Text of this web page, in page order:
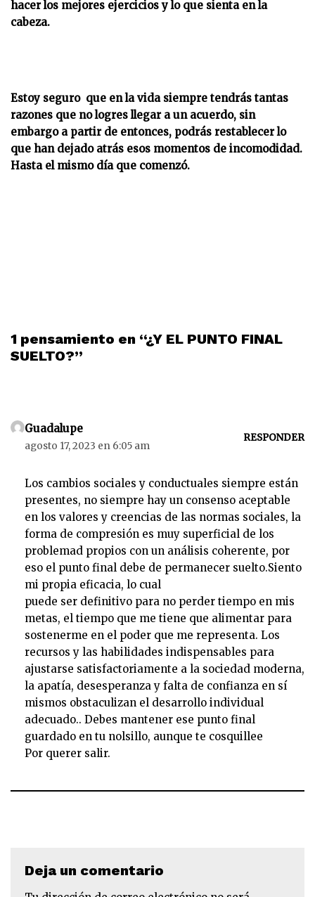
hacer los mejores ejercicios y lo que sienta en la
cabeza.
Estoy seguro que en la vida siempre tendrás tantas
razones que no logres llegar a un acuerdo, sin
embargo a partir de entonces, podrás restablecer lo
que han dejado atrás esos momentos de incomodidad.
Hasta el mismo día que comenzó.
1 pensamiento en “¿Y EL PUNTO FINAL
SUELTO?”
Guadalupe
agosto 17, 2023 en 6:05 am
RESPONDER
Los cambios sociales y conductuales siempre están
presentes, no siempre hay un consenso aceptable
en los valores y creencias de las normas sociales, la
forma de compresión es muy superficial de los
problemad propios con un análisis coherente, por
eso el punto final debe de permanecer suelto.Siento
mi propia eficacia, lo cual
puede ser definitivo para no perder tiempo en mis
metas, el tiempo que me tiene que alimentar para
sostenerme en el poder que me representa. Los
recursos y las habilidades indispensables para
ajustarse satisfactoriamente a la sociedad moderna,
la apatía, desesperanza y falta de confianza en sí
mismos obstaculizan el desarrollo individual
adecuado.. Debes mantener ese punto final
guardado en tu nolsillo, aunque te cosquillee
Por querer salir.
Deja un comentario